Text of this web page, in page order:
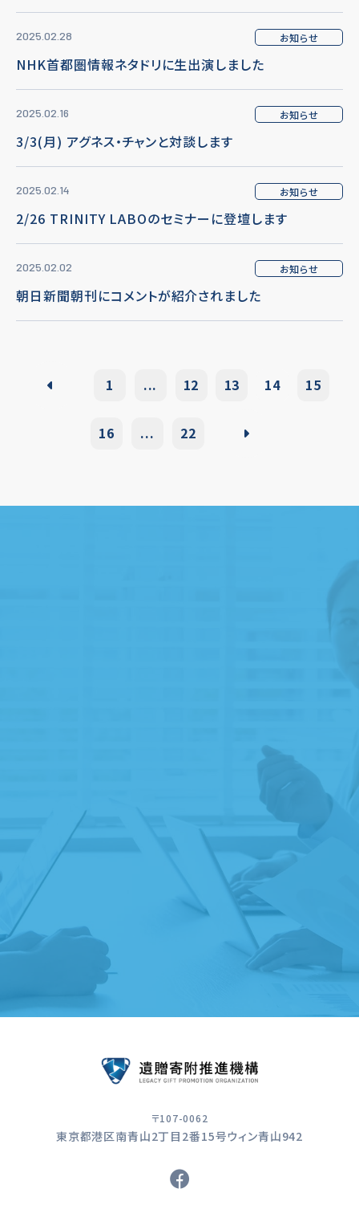
2025.02.28 お知らせ
NHK首都圏情報ネタドリに生出演しました
2025.02.16 お知らせ
3/3(月) アグネス・チャンと対談します
2025.02.14 お知らせ
2/26 TRINITY LABOのセミナーに登壇します
2025.02.02 お知らせ
朝日新聞朝刊にコメントが紹介されました
1 ... 12 13 14 15
16 ... 22
ご縁ディングノートのプレゼント
遺贈寄附受付団体のご紹介
〒107-0062
東京都港区南青山2丁目2番15号ウィン青山942